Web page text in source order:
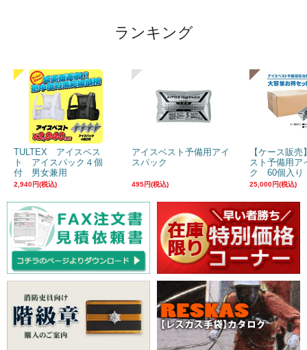
ランキング
TULTEX アイスベス
ト アイスパック４個
付 男女兼用
2,940円(税込)
アイスベスト予備用アイ
スパック
495円(税込)
【ケース販
スト予備用ア
ク 60個入り
25,000円(税込)